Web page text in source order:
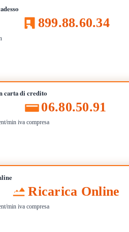
899.88.60.34
carta di credito
06.80.50.91
min iva compresa
Ricarica Online
min iva compresa